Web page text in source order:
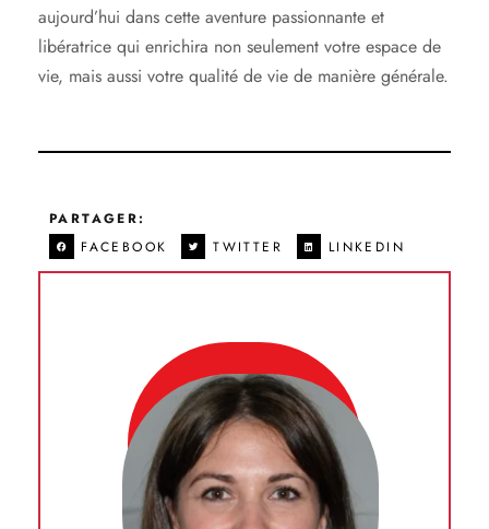
aujourd’hui dans cette aventure passionnante et
libératrice qui enrichira non seulement votre espace de
vie, mais aussi votre qualité de vie de manière générale.
PARTAGER:
FACEBOOK
TWITTER LINKEDIN